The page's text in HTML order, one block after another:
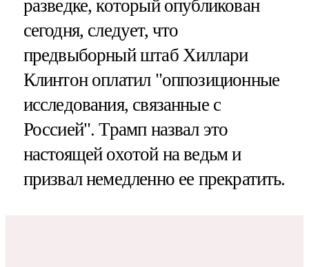
разведке, который опубликован
сегодня, следует, что
предвыборный штаб Хиллари
Клинтон оплатил "оппозиционные
исследования, связанные с
Россией". Трамп назвал это
настоящей охотой на ведьм и
призвал немедленно ее прекратить.